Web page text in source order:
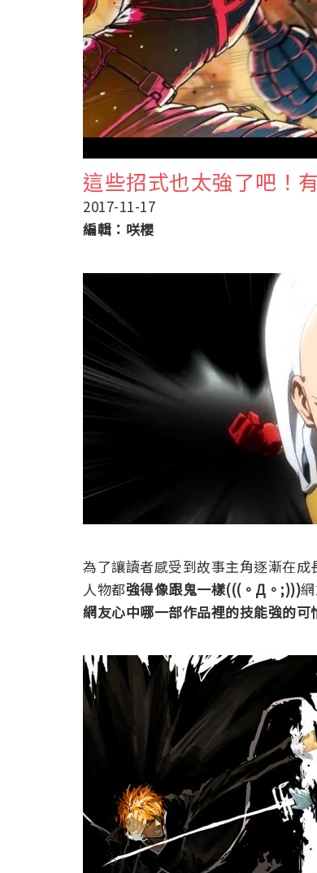
這些招式也太強了吧！
2017-11-17
編輯：咲櫻
為了讓讀者感受到故事主角逐漸在
人物都強得像跟鬼一樣(((。Д。;)))
網友心中哪一部作品裡的技能強的可